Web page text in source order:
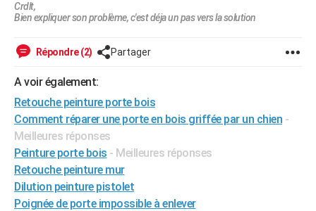
CARTE DE VOEUX
Carte de Noël
Carte Bonne année
Carte Saint-Valentin
Carte Pâques
Carte d'anniversaire
DICTIONNAIRE
PROGRAMME TV
COPAINS D'AVANT
S'inscrire
Se connecter
Lycées
Collèges
Primaires
Universités
Entreprises
Service militaire
Avis de recherche
AVIS DE DÉCÈS
FORUM
Bricolage
Lifestyle
Culture
Sport
Auto
Television
Voyage
Cinema
Crdlt,
Bien expliquer son problème, c'est déja un pas vers la solution
Répondre (2) Partager
A voir également:
Retouche peinture porte bois
Comment réparer une porte en bois griffée par un chien -
Meilleures réponses
Peinture porte bois - Meilleures réponses
Retouche peinture mur
Dilution peinture pistolet
Poignée de porte impossible à enlever